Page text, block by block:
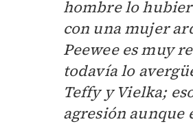
hombre lo
con una mujer
Peewee es muy
todavía lo
Teffy y Vielka;
agresión aunque